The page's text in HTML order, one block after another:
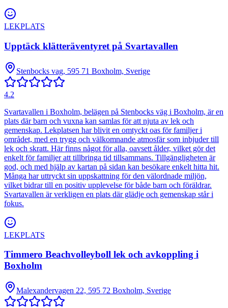
LEKPLATS
Upptäck klätteräventyret på Svartavallen
Stenbocks vag, 595 71 Boxholm, Sverige
4.2
Svartavallen i Boxholm, belägen på Stenbocks väg i Boxholm, är en
plats där barn och vuxna kan samlas för att njuta av lek och
gemenskap. Lekplatsen har blivit en omtyckt oas för familjer i
området, med en trygg och välkomnande atmosfär som inbjuder till
lek och skratt. Här finns något för alla, oavsett ålder, vilket gör det
enkelt för familjer att tillbringa tid tillsammans. Tillgängligheten är
god, och med hjälp av kartan på sidan kan besökare enkelt hitta hit.
Många har uttryckt sin uppskattning för den välordnade miljön,
vilket bidrar till en positiv upplevelse för både barn och föräldrar.
Svartavallen är verkligen en plats där glädje och gemenskap står i
fokus.
LEKPLATS
Timmero Beachvolleyboll lek och avkoppling i
Boxholm
Malexandervagen 22, 595 72 Boxholm, Sverige